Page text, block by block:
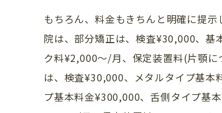
もちろん、料金もきちんと明確に提
院は、部分矯正は、検査¥30,000、
ク料¥2,000～/月、保定装置料(片顎
は、検査¥30,000、メタルタイプ基本
プ基本料金¥300,000、舌側タイプ基